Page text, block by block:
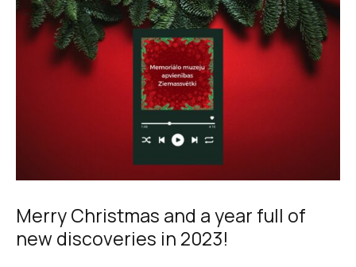
Merry Christmas and a year full of
new discoveries in 2023!